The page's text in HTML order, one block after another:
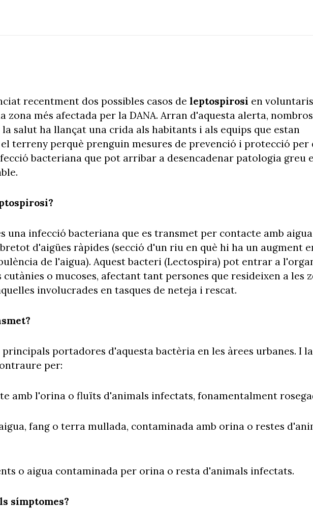
recentment dos possibles casos de leptospirosi en
zona més afectada per la DANA. Arran d'aquesta alerta,
salut ha llançat una crida als habitants i als equips que estan
terreny perquè prenguin mesures de prevenció i protecció per
bacteriana que pot arribar a desencadenar patologia greu
una infecció bacteriana que es transmet per contacte amb
d'aigües ràpides (secció d'un riu en què hi ha un augment
de l'aigua). Aquest bacteri (Lectospira) pot entrar a
cutànies o mucoses, afectant tant persones que resideixen a les
involucrades en tasques de neteja i rescat.
principals portadores d'aquesta bactèria en les àrees urbanes. I la
per:
amb l'orina o fluïts d'animals infectats, fonamentalment
fang o terra mullada, contaminada amb orina o restes
o aigua contaminada per orina o resta d'animals infectats.
símptomes?